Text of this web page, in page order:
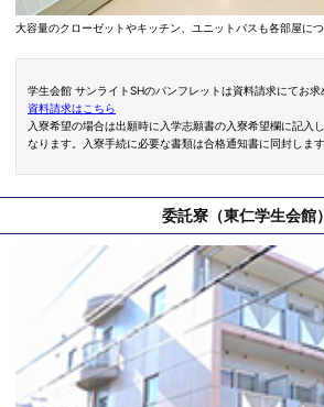
大容量のクローゼットやキッチン、ユニットバスも各部屋につ
学生会館 サンライトSHのパンフレットは資料請求にてお求
資料請求はこちら
入寮希望の場合は出願時に入学志願書の入寮希望欄に記入
なります。入寮手続に必要な書類は合格通知書に同封します
委託寮（東仁学生会館）